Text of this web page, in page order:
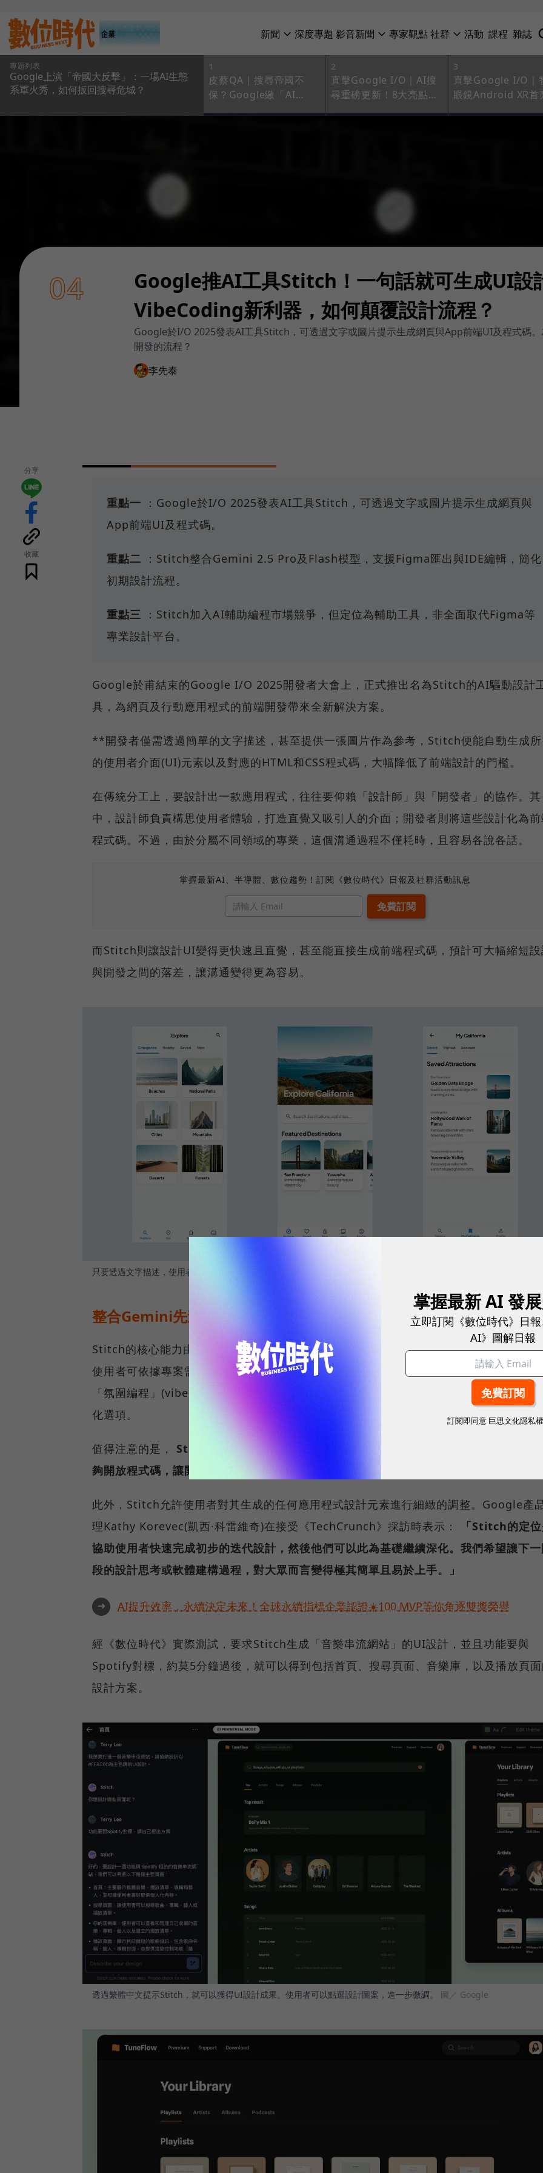
新聞 深度專題 影音新聞 專家觀點社群 活動 課程 雜誌
專題列表
Google上演「帝國大反擊」：一場AI生態
系軍火秀，如何扳回搜尋危城？
1
皮蔡QA｜搜尋帝國不
保？Google繳「AI
2
直擊Google I/O｜AI搜
尋重磅更新！8大亮點搶
3
直擊Google I/O｜
眼鏡Android XR首
04
Google推AI工具Stitch！一句話就可生成UI設
VibeCoding新利器，如何顛覆設計流程？
Google於I/O 2025發表AI工具Stitch，可透過文字或圖片提示生成網頁與App前端UI及程式碼
開發的流程？
李先泰
分享
收藏
重點一 ：Google於I/O 2025發表AI工具Stitch，可透過文字或圖片提示生成網頁與
App前端UI及程式碼。
重點二 ：Stitch整合Gemini 2.5 Pro及Flash模型，支援Figma匯出與IDE編輯，簡化
初期設計流程。
重點三 ：Stitch加入AI輔助編程市場競爭，但定位為輔助工具，非全面取代Figma等
專業設計平台。
Google於甫結束的Google I/O 2025開發者大會上，正式推出名為Stitch的AI驅動設計
具，為網頁及行動應用程式的前端開發帶來全新解決方案。
**開發者僅需透過簡單的文字描述，甚至提供一張圖片作為參考，Stitch便能自動生成
的使用者介面(UI)元素以及對應的HTML和CSS程式碼，大幅降低了前端設計的門檻。
在傳統分工上，要設計出一款應用程式，往往要仰賴「設計師」與「開發者」的協作。其
中，設計師負責構思使用者體驗，打造直覺又吸引人的介面；開發者則將這些設計化為
程式碼。不過，由於分屬不同領域的專業，這個溝通過程不僅耗時，且容易各說各話。
掌握最新AI、半導體、數位趨勢！訂閱《數位時代》日報及社群活動訊息
而Stitch則讓設計UI變得更快速且直覺，甚至能直接生成前端程式碼，預計可大幅縮短
與開發之間的落差，讓溝通變得更為容易。
只要透過文字描述，使用者就能透過stitch產出UI設計。
整合Gemini先進模型，Stitch賦能高效設計與客製化
Stitch的核心能力由Google先進的AI模型Gemini 2.5 Pro及Gemini 2.5 Flash提供支
使用者可依據專案需求選擇不同模型以激發程式碼與介面的創意構思。儘管與市場上部分
「氛圍編程」(vibe coding)產品相比，Stitch目前的功能較為精簡，但仍提供了豐富的
化選項。
值得注意的是， Stitch支援將設計成果直接匯出至知名的設計協作平台Figma，同時也
夠開放程式碼，讓開發者可以在慣用的整合開發環境(IDE)中進行後續的精修與調校。
此外，Stitch允許使用者對其生成的任何應用程式設計元素進行細緻的調整。Google產
理Kathy Korevec(凱西·科雷維奇)在接受《TechCrunch》採訪時表示：
「Stitch的定
協助使用者快速完成初步的迭代設計，然後他們可以此為基礎繼續深化。我們希望讓下
段的設計思考或軟體建構過程，對大眾而言變得極其簡單且易於上手。」
➜ AI提升效率，永續決定未來！全球永續指標企業認證☀️100 MVP等你角逐雙獎榮譽
經《數位時代》實際測試，要求Stitch生成「音樂串流網站」的UI設計，並且功能要與
Spotify對標，約莫5分鐘過後，就可以得到包括首頁、搜尋頁面、音樂庫，以及播放頁
設計方案。
透過繁體中文提示Stitch，就可以獲得UI設計成果。使用者可以點選設計圖案，進一步微調。 圖／ Google
掌握最新 AI 發
立即訂閱《數位時代》日
AI》圖解日報
訂閱即同意 巨思文化隱私